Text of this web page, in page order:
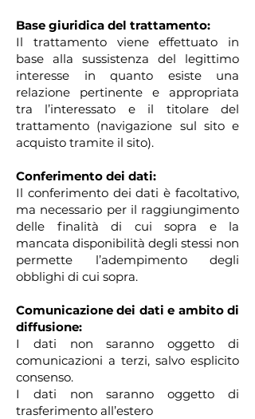
Base giuridica del trattamento:
Il trattamento viene effettuato in
base alla sussistenza del legittimo
interesse in quanto esiste una
relazione pertinente e appropriata
tra l’interessato e il titolare del
trattamento (navigazione sul sito e
acquisto tramite il sito).
Conferimento dei dati:
Il conferimento dei dati è facoltativo,
ma necessario per il raggiungimento
delle finalità di cui sopra e la
mancata disponibilità degli stessi non
permette l’adempimento degli
obblighi di cui sopra.
Comunicazione dei dati e ambito di
diffusione:
I dati non saranno oggetto di
comunicazioni a terzi, salvo esplicito
consenso.
I dati non saranno oggetto di
trasferimento all’estero